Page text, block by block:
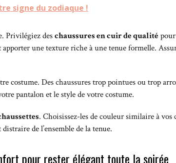
signe du zodiaque !
Privilégiez deschaussures en cuir de qualité
une texture riche à une tenue formelle.
costume. Des chaussures trop pointues ou trop
pantalon et le style de votre costume.
. Choisissez-les de couleur similaire à
de l’ensemble de la tenue.
pour rester élégant toute la soirée